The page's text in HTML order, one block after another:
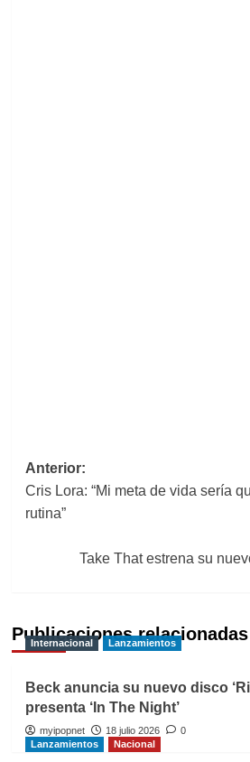
Navegación
de
Anterior:
Cris Lora: “Mi meta de vida sería
rutina”
Take That estrena su
Publicaciones relacionadas
Internacional Lanzamientos
Beck anuncia su nuevo disco
presenta ‘In The Night’
myipopnet 18 julio 2026
0
Lanzamientos
Nacional